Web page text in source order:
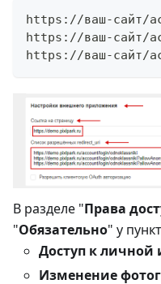
https://ваш-сайт/
https://ваш-сайт/
https://ваш-сайт/
В разделе "Права
"Обязательно" у
Доступ к
Изменение